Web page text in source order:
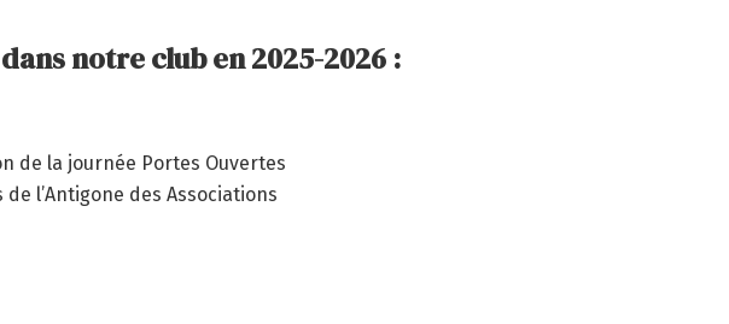
notre club en 2025-2026 :
de la journée Portes Ouvertes
l’Antigone des Associations